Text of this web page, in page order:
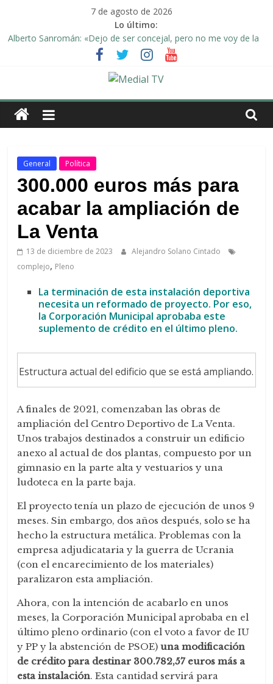
contenido
7 de agosto de 2026
Lo último:
Alberto Sanromán: «Dejo de ser concejal, pero no me voy de la
Deporte y solidaridad, de la mano una vez más en Arahal
El emotivo agradecimiento de la familia afectada por el incendio
Convocado nuevo pleno ordinario del Ayuntamiento de Arahal
Una Plataforma de Morón pide unión a los pueblos de la
comarca para evitar la planta de biogás en término de Arahal
Medial
TV
diario
digital
televisión
Arahal
General Política
300.000 euros más para
acabar la ampliación de
La Venta
13 de diciembre de 2023
Alejandro Solano Cintado
complejo, Pleno
La terminación de esta instalación deportiva
necesita un reformado de proyecto. Por eso,
la Corporación Municipal aprobaba este
suplemento de crédito en el último pleno.
Estructura actual del edificio que se está ampliando.
A finales de 2021, comenzaban las obras de
ampliación del Centro Deportivo de La Venta.
Unos trabajos destinados a construir un edificio
anexo al actual de dos plantas, compuesto por un
gimnasio en la parte alta y vestuarios y una
ludoteca en la parte baja.
El proyecto tenía un plazo de ejecución de unos 9
meses. Sin embargo, dos años después, solo se ha
hecho la estructura metálica. Problemas con la
empresa adjudicataria y la guerra de Ucrania
(con el encarecimiento de los materiales)
paralizaron esta ampliación.
Ahora, con la intención de acabarlo en unos
meses, la Corporación Municipal aprobaba en el
último pleno ordinario (con el voto a favor de IU
y PP y la abstención de PSOE)una modificación
de crédito para destinar 300.782,57 euros más a
esta instalación. Esta cantidad servirá para